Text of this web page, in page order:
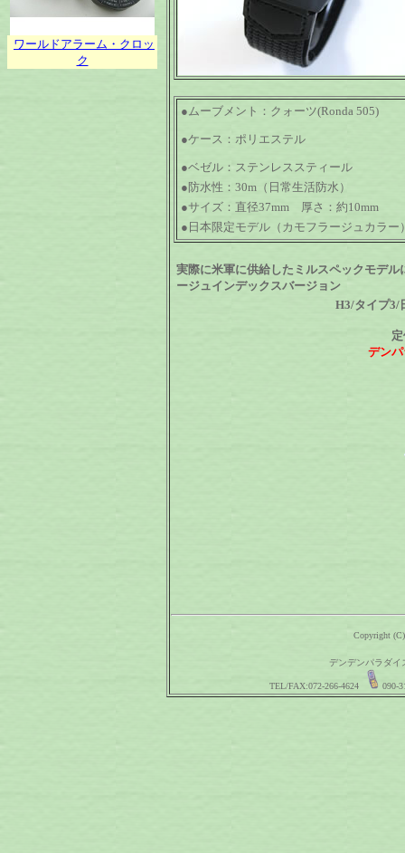
ワールドアラーム・クロッ
ク
●ムーブメント：クォーツ(Ronda 505)
●ケース：ポリエステル
●ベゼル：ステンレススティール
●防水性：30m（日常生活防水）
●サイズ：直径37mm 厚さ：約10mm
●日本限定モデル（カモフラージュカラー
実際に米軍に供給したミルスペックモデ
ージュインデックスバージョン
H3/タイプ3/
デン
Copyright (C)
デンデンパラダイ
TEL/FAX:072-266-4624 090-